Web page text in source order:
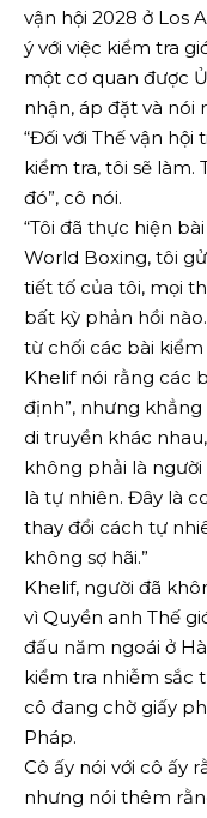
vận hội 2028 ở Los
ý với việc kiểm tra
một cơ quan được
nhận, áp đặt và nói
“Đối với Thế vận
kiểm tra, tôi sẽ làm.
đó”, cô nói.
“Tôi đã thực hiện
World Boxing, tôi
tiết tố của tôi, mọi
bất kỳ phản hồi
từ chối các bài kiểm
Khelif nói rằng các
định”, nhưng
di truyền khác
không phải là
là tự nhiên. Đây là
thay đổi cách tự
không sợ hãi.”
Khelif, người đã
vì Quyền anh Thế
đấu năm ngoái ở
kiểm tra nhiễm sắc
cô đang chờ giấy
Pháp.
Cô ấy nói với cô ấy
nhưng nói thêm